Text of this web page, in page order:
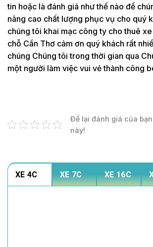
tin hoặc là đánh giá như thế nào để
nâng cao chất lượng phục vụ cho quý
chúng tôi khai mạc công ty cho thuê
chỗ Cần Thơ cảm ơn quý khách rất
chúng Chúng tôi trong thời gian qua
một người làm việc vui vẻ thành công
Để lại đánh giá của
này!
XE 4C XE 7C XE 16C